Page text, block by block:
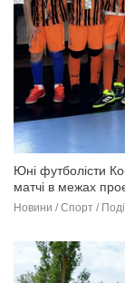
Юні футболісти
матчі в межах
Новини / Спорт /